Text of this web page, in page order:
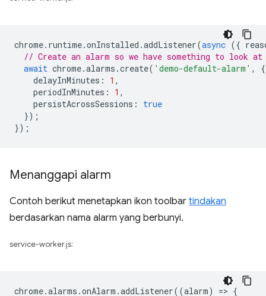
chrome. runtime.onInstalled .addListener(async ({
// Create an alarm so we have something to look at
await chrome.alarms .create( 'demo-default-alarm' ,
{
delayInMinutes : 1 ,
periodInMinutes : 1 ,
persistAcrossSessions :
true
});
});
Menanggapi alarm
Contoh berikut menetapkan ikon toolbar tindakan
berdasarkan nama alarm yang berbunyi.
service-worker.js:
chrome.alarms .onAlarm .addListener((alarm) => {